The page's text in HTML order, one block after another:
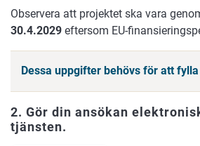
Observera att projektet ska vara
30.4.2029 eftersom EU-
Dessa uppgifter behövs för att
2. Gör din ansökan
tjänsten.